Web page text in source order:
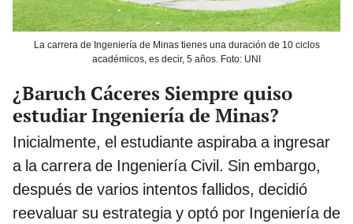
La carrera de Ingeniería de Minas tienes una duración de 10 ciclos
académicos, es decir, 5 años. Foto: UNI
¿Baruch Cáceres Siempre quiso
estudiar Ingeniería de Minas?
Inicialmente, el estudiante aspiraba a ingresar
a la carrera de Ingeniería Civil. Sin embargo,
después de varios intentos fallidos, decidió
reevaluar su estrategia y optó por Ingeniería de